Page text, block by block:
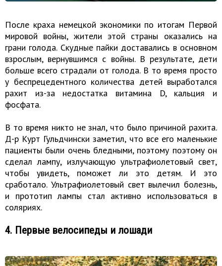
После краха немецкой экономики по итогам Первой
мировой войны, жители этой страны оказались на
грани голода. Скудные пайки доставались в основном
взрослым, вернувшимся с войны. В результате, дети
больше всего страдали от голода. В то время просто
у беспрецедентного количества детей выработался
рахит из-за недостатка витамина D, кальция и
фосфата.
В то время никто не знал, что было причиной рахита.
Д-р Курт Гульдчински заметил, что все его маленькие
пациенты были очень бледными, поэтому поэтому он
сделал лампу, излучающую ультрафиолетовый свет,
чтобы увидеть, поможет ли это детям. И это
сработало. Ультрафиолетовый свет вылечил болезнь,
и прототип лампы стал активно использоваться в
соляриях.
4. Первые велосипеды и лошади